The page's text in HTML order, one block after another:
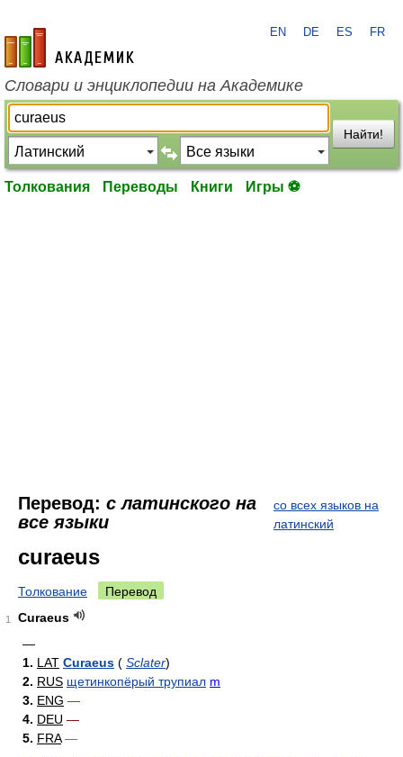
academic.ru
EN DE ES FR
Словари и энциклопедии на Академике
Найти!
Толкования Переводы Книги Игры ⚽
Перевод: с латинского на
все языки
со всех языков на
латинский
curaeus
Толкование Перевод
1
Curaeus
—
1. LAT Curaeus ( Sclater)
2. RUS щетинкопёрый трупиал m
3. ENG —
4. DEU —
5. FRA —